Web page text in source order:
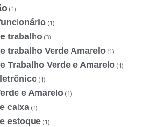
(1)
(1)
trabalho (3)
trabalho Verde Amarelo (1)
Trabalho Verde e Amarelo (1)
(1)
e Amarelo (1)
caixa (1)
estoque (1)